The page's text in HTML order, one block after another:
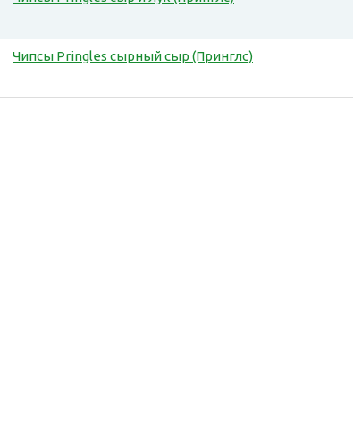
Чипсы Pringles сырный сыр (Принглс)